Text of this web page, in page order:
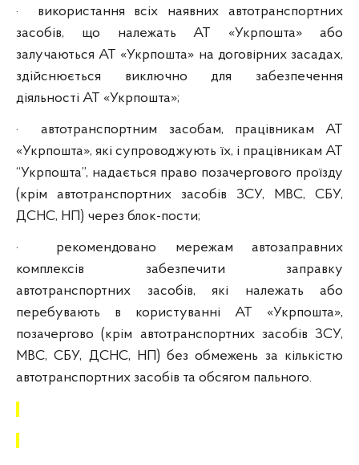
·
використання всіх наявних автотранспортних
засобів, що належать АТ «Укрпошта» або
залучаються АТ «Укрпошта» на договірних засадах,
здійснюється виключно для забезпечення
діяльності АТ «Укрпошта»;
·
автотранспортним засобам, працівникам АТ
«Укрпошта», які супроводжують їх, і працівникам АТ
“Укрпошта”, надається право позачергового проїзду
(крім автотранспортних засобів ЗСУ, МВС, СБУ,
ДСНС, НП) через блок-пости;
·
рекомендовано мережам автозаправних
комплексів забезпечити заправку
автотранспортних засобів, які належать або
перебувають в користуванні АТ «Укрпошта»,
позачергово (крім автотранспортних засобів ЗСУ,
МВС, СБУ, ДСНС, НП) без обмежень за кількістю
автотранспортних засобів та обсягом пального.